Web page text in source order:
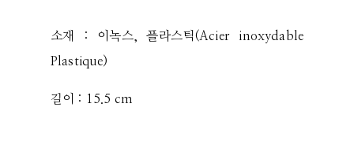
소재 : 이녹스, 플라스틱(Acier inoxydable
Plastique)
길이 : 15.5 cm